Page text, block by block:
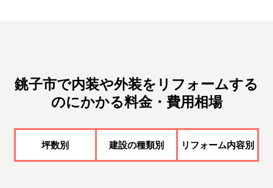
銚子市で内装や外装をリフォームする
のにかかる料金・費用相場
坪数別 建設の種類別 リフォーム内容別